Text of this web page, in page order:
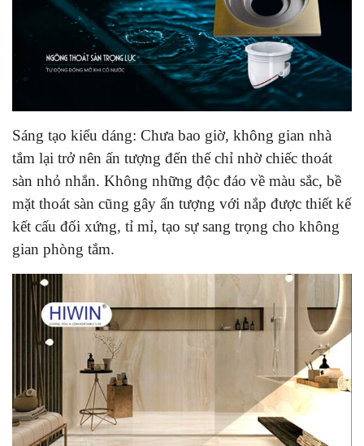
Sáng tạo kiểu dáng: Chưa bao giờ, không gian nhà
tắm lại trở nên ấn tượng đến thế chỉ nhờ chiếc thoát
sàn nhỏ nhắn. Không những độc đáo về màu sắc, bề
mặt thoát sàn cũng gây ấn tượng với nắp được thiết kế
kết cấu đối xứng, tỉ mỉ, tạo sự sang trọng cho không
gian phòng tắm.